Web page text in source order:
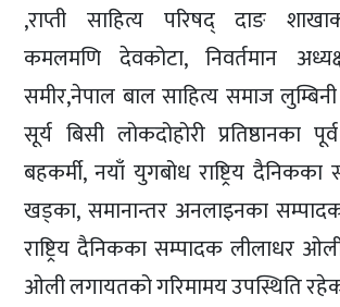
,राप्ती साहित्य परिषद् दाङ
कमलमणि देवकोटा, निवर्तमान
समीर,नेपाल बाल साहित्य समाज
सूर्य बिसी लोकदोहोरी प्रतिष्ठानका
बहकर्मी, नयाँ युगबोध राष्ट्रिय दैनिकका
खड्का, समानान्तर अनलाइनका
राष्ट्रिय दैनिकका सम्पादक लीलाधर
ओली लगायतको गरिमामय उपस्थिति